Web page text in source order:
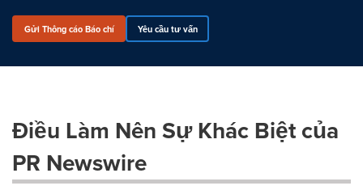
Gửi Thông cáo Báo chí Yêu cầu tư vấn
Điều Làm Nên Sự Khác Biệt của
PR Newswire